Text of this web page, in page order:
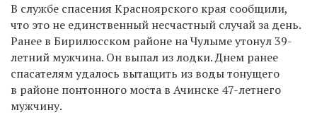
В службе спасения Красноярского края сообщили,
что это не единственный несчастный случай за день.
Ранее в Бирилюсском районе на Чулыме утонул 39-
летний мужчина. Он выпал из лодки. Днем ранее
спасателям удалось вытащить из воды тонущего
в районе понтонного моста в Ачинске 47-летнего
мужчину.